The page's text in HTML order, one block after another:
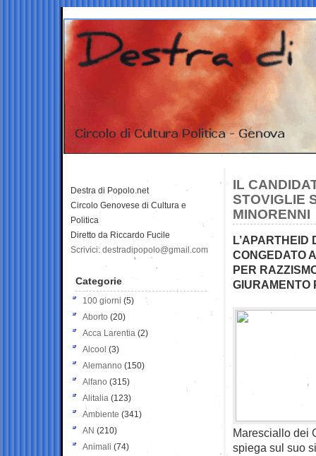
IL
STOVIGLIE
MINORENNI
L’APARTHEID
CONGEDATO
PER
GIURAMENTO
Maresciallo dei
spiega sul suo
Destra di Popolo.net
Circolo Genovese di Cultura e
Politica
Diretto da Riccardo Fucile
Scrivici: destradipopolo@gmail.com
Categorie
100 giorni (5)
Aborto (20)
Acca Larentia (2)
Alcool (3)
Alemanno (150)
Alfano (315)
Alitalia (123)
Ambiente (341)
AN (210)
Animali (74)